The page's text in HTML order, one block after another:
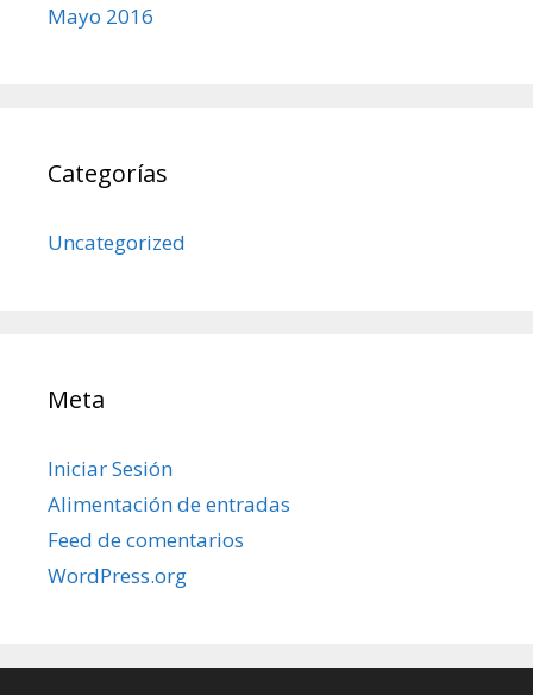
Mayo 2016
Categorías
Uncategorized
Meta
Iniciar Sesión
Alimentación de entradas
Feed de comentarios
WordPress.org